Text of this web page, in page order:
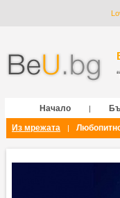
Начало |
Из мрежата
|